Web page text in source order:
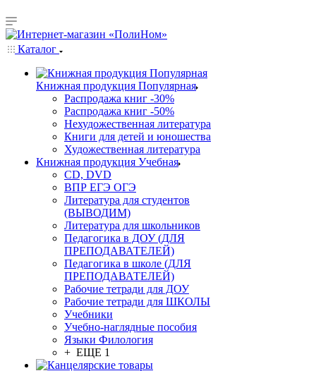
Каталог
Книжная продукция Популярная
Распродажа книг -30%
Распродажа книг -50%
Нехудожественная литература
Книги для детей и юношества
Художественная литература
Книжная продукция Учебная
CD, DVD
ВПР ЕГЭ ОГЭ
Литература для студентов
(ВЫВОДИМ)
Литература для школьников
Педагогика в ДОУ (ДЛЯ
ПРЕПОДАВАТЕЛЕЙ)
Педагогика в школе (ДЛЯ
ПРЕПОДАВАТЕЛЕЙ)
Рабочие тетради для ДОУ
Рабочие тетради для ШКОЛЫ
Учебники
Учебно-наглядные пособия
Языки Филология
+ ЕЩЕ 1